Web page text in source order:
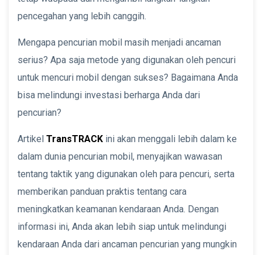
pencegahan yang lebih canggih.
Mengapa pencurian mobil masih menjadi ancaman
serius? Apa saja metode yang digunakan oleh pencuri
untuk mencuri mobil dengan sukses? Bagaimana Anda
bisa melindungi investasi berharga Anda dari
pencurian?
Artikel TransTRACK ini akan menggali lebih dalam ke
dalam dunia pencurian mobil, menyajikan wawasan
tentang taktik yang digunakan oleh para pencuri, serta
memberikan panduan praktis tentang cara
meningkatkan keamanan kendaraan Anda. Dengan
informasi ini, Anda akan lebih siap untuk melindungi
kendaraan Anda dari ancaman pencurian yang mungkin